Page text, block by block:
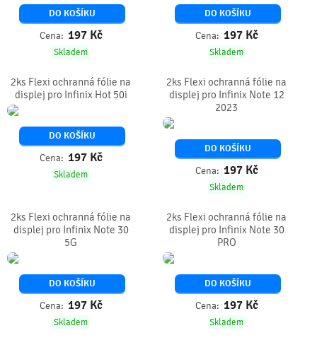
DO KOŠÍKU
Cena: 197 Kč
Skladem
DO KOŠÍKU
Cena: 197 Kč
Skladem
2ks Flexi ochranná fólie na
displej pro Infinix Hot 50i
DO KOŠÍKU
Cena: 197 Kč
Skladem
2ks Flexi ochranná fólie na
displej pro Infinix Note 12
2023
DO KOŠÍKU
Cena: 197 Kč
Skladem
2ks Flexi ochranná fólie na
displej pro Infinix Note 30
5G
DO KOŠÍKU
Cena: 197 Kč
Skladem
2ks Flexi ochranná fólie na
displej pro Infinix Note 30
PRO
DO KOŠÍKU
Cena: 197 Kč
Skladem